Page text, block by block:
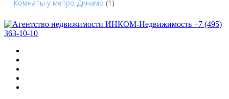
Комнаты у метро Динамо (1)
+7 (495)
363-10-10